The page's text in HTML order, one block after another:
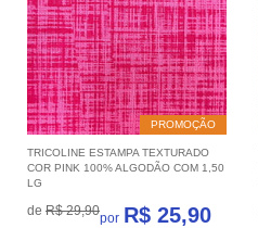
PROMOÇÃO
TRICOLINE ESTAMPA TEXTURADO
COR PINK 100% ALGODÃO COM 1,50
LG
de R$ 29,90por R$ 25,90